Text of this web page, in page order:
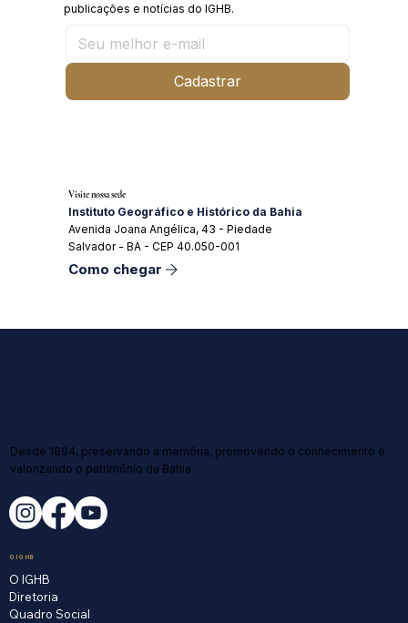
publicações e notícias do IGHB.
Cadastrar
Visite nossa sede
Instituto Geográfico e Histórico da Bahia
Avenida Joana Angélica, 43 - Piedade
Salvador - BA - CEP 40.050-001
Como chegar
Desde 1894, preservando a memória, promovendo o conhecimento e
valorizando o patrimônio da Bahia.
O IGHB
O IGHB
Diretoria
Quadro Social